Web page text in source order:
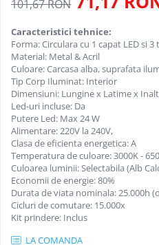
Accesorii iluminat
In functie de destinatie
Iluminat living
Iluminat dormitor
Iluminat bucatarie
Iluminat baie
Iluminat camera copilului
Iluminat hol
Iluminat scari
Iluminat terasa si curte
101,67 RON
Caracteristici tehnice:
Forma: Circulara cu 1 capat LED si
Material: Metal & Acril
Culoare: Carcasa alba, suprafata
Tip Corp Iluminat: Interior
Dimensiuni: Lungine x Latime x
Led-uri incluse: Da
Putere Led: Max 24 W
Alimentare: 220V la 240V,
Clasa de eficienta energetica: A
Temperatura de culoare: 3000K -
Culoarea luminii: Selectabila (Alb
Economii de energie: 80%
Durata de viata nominala: 25.000h
Cicluri de comutare: 15.000x
Kit prindere: Inclus
LA COMANDA